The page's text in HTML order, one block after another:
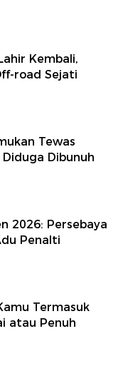
Kembali,
road Sejati
Tewas
Dibunuh
2026: Persebaya
Penalti
Termasuk
atau Penuh